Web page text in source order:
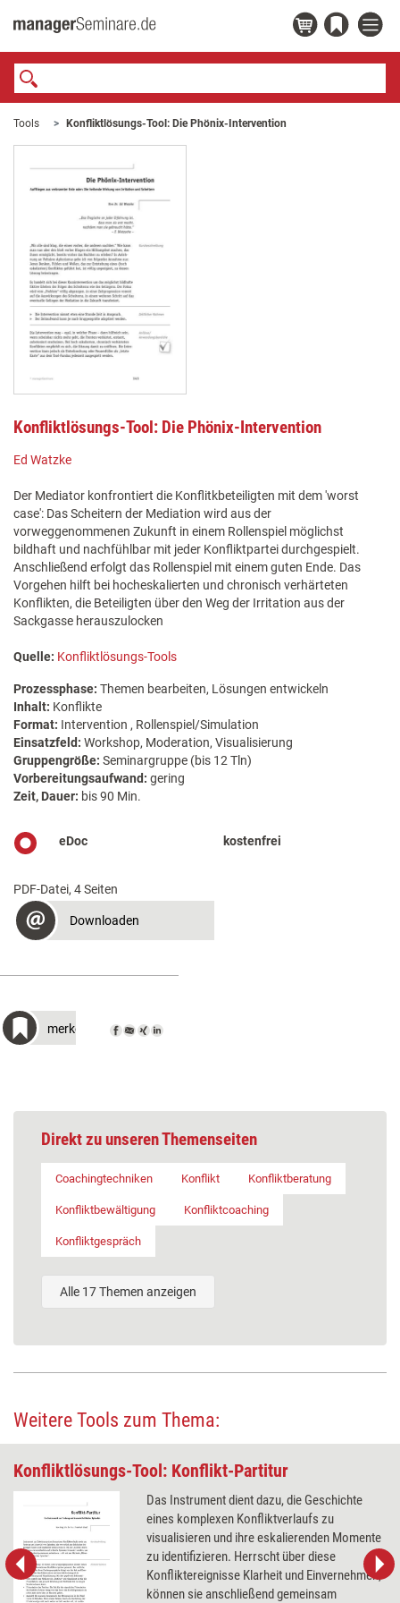
Tools Konfliktlösungs-Tool: Die Phönix-Intervention
Konfliktlösungs-Tool: Die Phönix-Intervention
Ed Watzke
Der Mediator konfrontiert die Konflitkbeteiligten mit dem 'worst
case': Das Scheitern der Mediation wird aus der
vorweggenommenen Zukunft in einem Rollenspiel möglichst
bildhaft und nachfühlbar mit jeder Konfliktpartei durchgespielt.
Anschließend erfolgt das Rollenspiel mit einem guten Ende. Das
Vorgehen hilft bei hocheskalierten und chronisch verhärteten
Konflikten, die Beteiligten über den Weg der Irritation aus der
Sackgasse herauszulocken
Quelle: Konfliktlösungs-Tools
Prozessphase: Themen bearbeiten, Lösungen entwickeln
Inhalt: Konflikte
Format: Intervention , Rollenspiel/Simulation
Einsatzfeld: Workshop, Moderation, Visualisierung
Gruppengröße: Seminargruppe (bis 12 Tln)
Vorbereitungsaufwand: gering
Zeit, Dauer: bis 90 Min.
eDoc kostenfrei
PDF-Datei, 4 Seiten
Downloaden
merken
Direkt zu unseren Themenseiten
Coachingtechniken Konflikt Konfliktberatung
Konfliktbewältigung Konfliktcoaching
Konfliktgespräch
Alle 17 Themen anzeigen
Weitere Tools zum Thema:
Konfliktlösungs-Tool: Konflikt-Partitur
Das Instrument dient dazu, die Geschichte
eines komplexen Konfliktverlaufs zu
visualisieren und ihre eskalierenden Momente
zu identifizieren. Herrscht über diese
Konfliktereignisse Klarheit und Einvernehmen,
können sie anschließend gemeinsam